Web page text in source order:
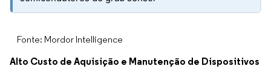
Fonte: Mordor Intelligence
Alto Custo de Aquisição e Manutenção de Dispositivos